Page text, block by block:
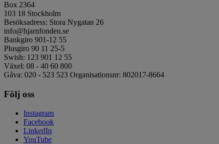
Box 2364
103 18 Stockholm
Besöksadress: Stora Nygatan 26
info@hjarnfonden.se
Bankgiro 901-12 55
Plusgiro 90 11 25-5
Swish: 123 901 12 55
Växel: 08 - 40 60 800
Gåva: 020 - 523 523 Organisationsnr: 802017-8664
Följ oss
Instagram
Facebook
LinkedIn
YouTube